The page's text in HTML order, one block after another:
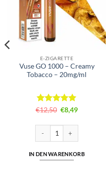
E-ZIGARETTE
Vuse GO 1000 – Creamy
Tobacco – 20mg/ml
Bewertet
5
€12,50 Ursprünglicher
Preis
€8,49Aktueller
Vuse GO 1000 – Creamy
IN DEN WARENKORB